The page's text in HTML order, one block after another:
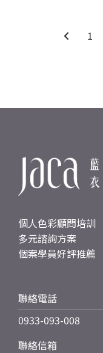
1
個人色彩顧問培訓
多元諮詢方案
個案學員好評推薦
聯絡電話
0933-093-008
聯絡信箱